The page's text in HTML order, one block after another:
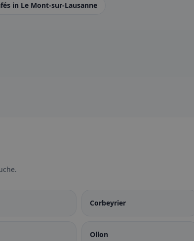
in Le Mont-sur-Lausanne
Corbeyrier
Ollon